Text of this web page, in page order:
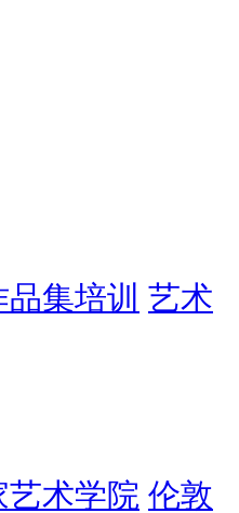
品集培训 艺术
艺术学院 伦敦